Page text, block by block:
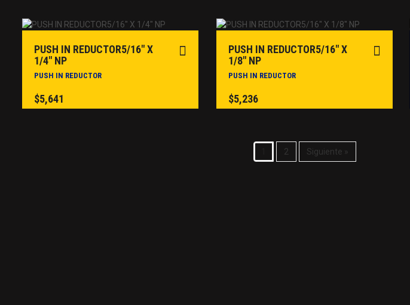
PUSH IN REDUCTOR5/16″ X
1/4″ NP
PUSH IN REDUCTOR
$5,641
PUSH IN REDUCTOR5/16″ X
1/8″ NP
PUSH IN REDUCTOR
$5,236
2 Siguiente »